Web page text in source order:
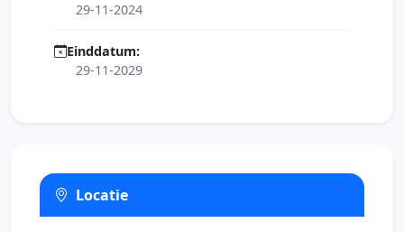
29-11-2024
Einddatum:
29-11-2029
Locatie